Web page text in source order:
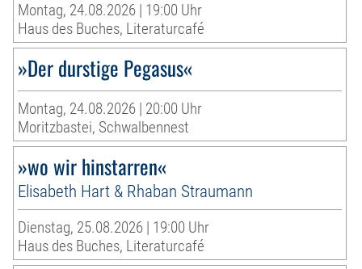
Montag, 24.08.2026 | 19:00 Uhr
Haus des Buches, Literaturcafé
»Der durstige Pegasus«
Montag, 24.08.2026 | 20:00 Uhr
Moritzbastei, Schwalbennest
»wo wir hinstarren«
Elisabeth Hart & Rhaban Straumann
Dienstag, 25.08.2026 | 19:00 Uhr
Haus des Buches, Literaturcafé